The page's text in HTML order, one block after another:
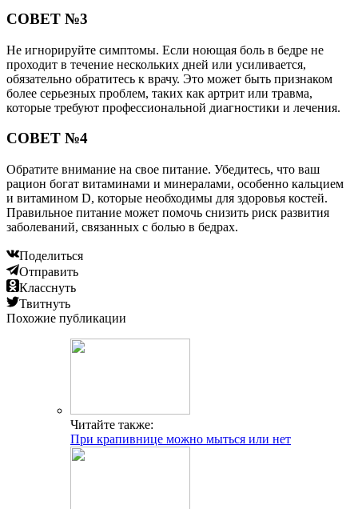
СОВЕТ №3
Не игнорируйте симптомы. Если ноющая боль в бедре не
проходит в течение нескольких дней или усиливается,
обязательно обратитесь к врачу. Это может быть признаком
более серьезных проблем, таких как артрит или травма,
которые требуют профессиональной диагностики и лечения.
СОВЕТ №4
Обратите внимание на свое питание. Убедитесь, что ваш
рацион богат витаминами и минералами, особенно кальцием
и витамином D, которые необходимы для здоровья костей.
Правильное питание может помочь снизить риск развития
заболеваний, связанных с болью в бедрах.
Поделиться
Отправить
Класснуть
Твитнуть
Похожие публикации
Читайте также:
При крапивнице можно мыться или нет